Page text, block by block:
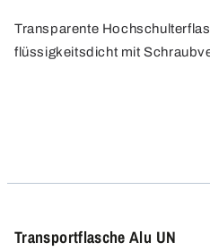
Transparente
flüssigkeitsdicht mit
Transportflasche Alu UN